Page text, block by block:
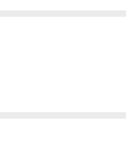
می کند و این باعث